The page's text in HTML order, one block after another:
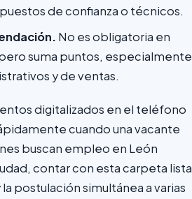
de confianza o técnicos.
No es obligatoria en
suma puntos, especialmente
y de ventas.
digitalizados en el teléfono
cuando una vacante
buscan empleo en León
contar con esta carpeta lista
postulación simultánea a varias